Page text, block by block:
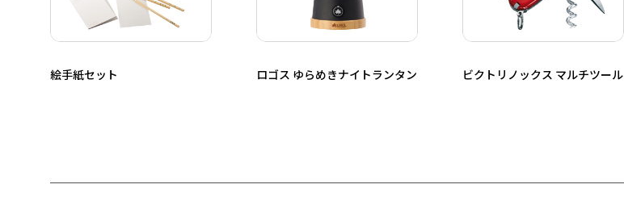
絵手紙セット ロゴス ゆらめきナイトランタン ビクトリノックス マルチツール